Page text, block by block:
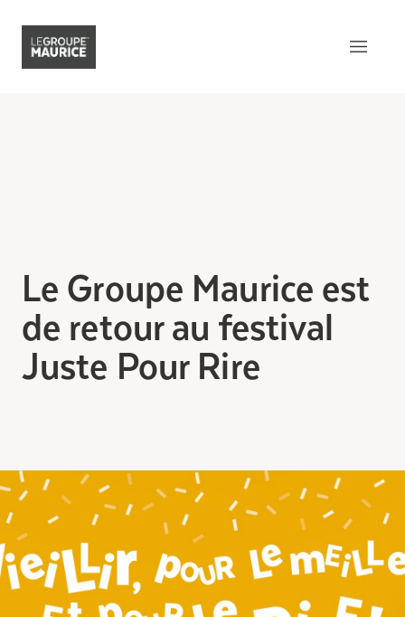
Notre esprit épicurien
Notre intégration dans la
communauté
Notre sens de l’innovation
Comprendre les coûts
Les 6 étapes de décision
Votre arrivée en résidence
Témoignages
Ce qui est inclus
Le Groupe Maurice est
de retour au festival
Juste Pour Rire